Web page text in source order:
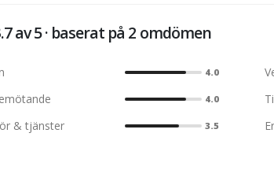
av 5 · baserat på 2 omdömen
4.0
4.0
& tjänster 3.5